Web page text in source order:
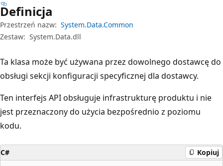
Definicja
Przestrzeń nazw: System.Data.Common
Zestaw: System.Data.dll
Ta klasa może być używana przez dowolnego dostawcę do
obsługi sekcji konfiguracji specyficznej dla dostawcy.
Ten interfejs API obsługuje infrastrukturę produktu i nie
jest przeznaczony do użycia bezpośrednio z poziomu
kodu.
C# Kopiuj